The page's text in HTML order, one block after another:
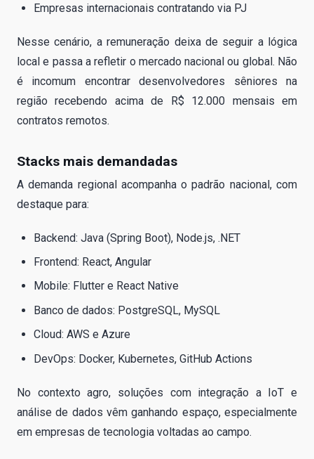
Empresas internacionais contratando via PJ
Nesse cenário, a remuneração deixa de seguir a lógica
local e passa a refletir o mercado nacional ou global. Não
é incomum encontrar desenvolvedores sêniores na
região recebendo acima de R$ 12.000 mensais em
contratos remotos.
Stacks mais demandadas
A demanda regional acompanha o padrão nacional, com
destaque para:
Backend: Java (Spring Boot), Node.js, .NET
Frontend: React, Angular
Mobile: Flutter e React Native
Banco de dados: PostgreSQL, MySQL
Cloud: AWS e Azure
DevOps: Docker, Kubernetes, GitHub Actions
No contexto agro, soluções com integração a IoT e
análise de dados vêm ganhando espaço, especialmente
em empresas de tecnologia voltadas ao campo.